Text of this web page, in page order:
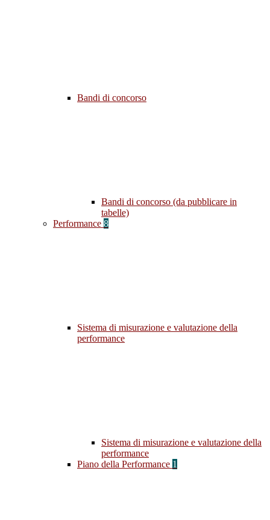
Bandi di concorso
Bandi di concorso (da pubblicare in
tabelle)
Performance 8
Sistema di misurazione e valutazione della
performance
Sistema di misurazione e valutazione della
performance
Piano della Performance 1